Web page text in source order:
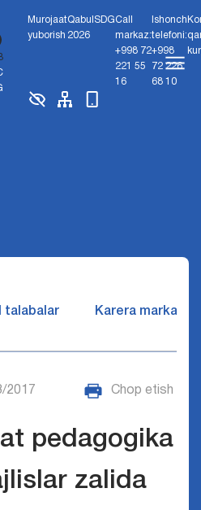
Murojaat
yuborish
Qabul
2026
SDGCall
markaz:
+998 72
221 55
16
Ishonch
telefoni:
+998
72 226
68 10
talabalar Karera markazi
2017 Chop etish
pedagogika
zalida